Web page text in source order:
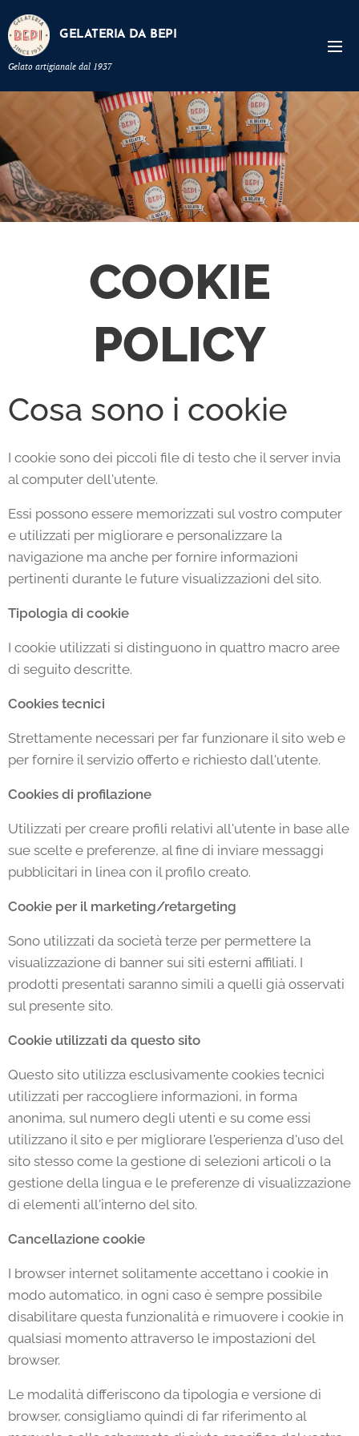
GELATERIA DA BEPI
Gelato artigianale dal 1937
COOKIE
POLICY
Cosa sono i cookie
I cookie sono dei piccoli file di testo che il server invia
al computer dell'utente.
Essi possono essere memorizzati sul vostro computer
e utilizzati per migliorare e personalizzare la
navigazione ma anche per fornire informazioni
pertinenti durante le future visualizzazioni del sito.
Tipologia di cookie
I cookie utilizzati si distinguono in quattro macro aree
di seguito descritte.
Cookies tecnici
Strettamente necessari per far funzionare il sito web e
per fornire il servizio offerto e richiesto dall'utente.
Cookies di profilazione
Utilizzati per creare profili relativi all'utente in base alle
sue scelte e preferenze, al fine di inviare messaggi
pubblicitari in linea con il profilo creato.
Cookie per il marketing/retargeting
Sono utilizzati da società terze per permettere la
visualizzazione di banner sui siti esterni affiliati. I
prodotti presentati saranno simili a quelli già osservati
sul presente sito.
Cookie utilizzati da questo sito
Questo sito utilizza esclusivamente cookies tecnici
utilizzati per raccogliere informazioni, in forma
anonima, sul numero degli utenti e su come essi
utilizzano il sito e per migliorare l'esperienza d'uso del
sito stesso come la gestione di selezioni articoli o la
gestione della lingua e le preferenze di visualizzazione
di elementi all'interno del sito.
Cancellazione cookie
I browser internet solitamente accettano i cookie in
modo automatico, in ogni caso è sempre possibile
disabilitare questa funzionalità e rimuovere i cookie in
qualsiasi momento attraverso le impostazioni del
browser.
Le modalità differiscono da tipologia e versione di
browser, consigliamo quindi di far riferimento al